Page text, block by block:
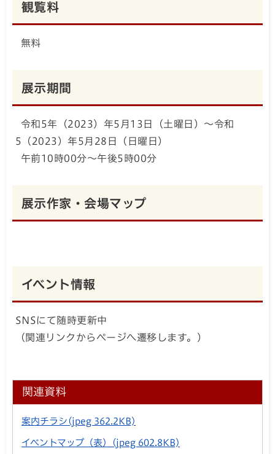
観覧料
無料
展示期間
令和5年（2023）年5月13日（土曜日）～令和
5（2023）年5月28日（日曜日）
午前10時00分～午後5時00分
展示作家・会場マップ
イベント情報
SNSにて随時更新中
（関連リンクからページへ遷移します。）
関連資料
案内チラシ (jpeg 362.2KB)
イベントマップ（表） (jpeg 602.8KB)